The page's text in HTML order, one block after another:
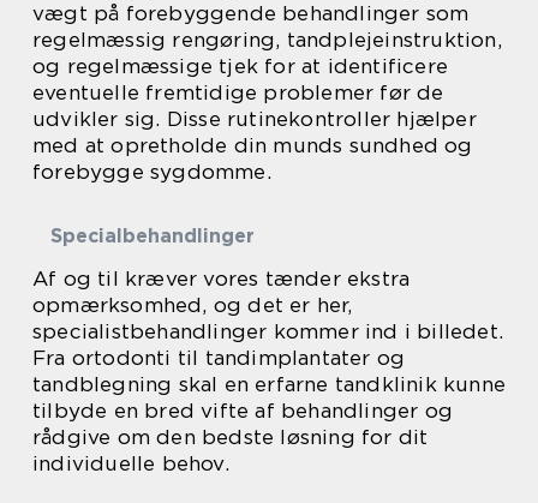
vægt på forebyggende behandlinger som
regelmæssig rengøring, tandplejeinstruktion,
og regelmæssige tjek for at identificere
eventuelle fremtidige problemer før de
udvikler sig. Disse rutinekontroller hjælper
med at opretholde din munds sundhed og
forebygge sygdomme.
Specialbehandlinger
Af og til kræver vores tænder ekstra
opmærksomhed, og det er her,
specialistbehandlinger kommer ind i billedet.
Fra ortodonti til tandimplantater og
tandblegning skal en erfarne tandklinik kunne
tilbyde en bred vifte af behandlinger og
rådgive om den bedste løsning for dit
individuelle behov.